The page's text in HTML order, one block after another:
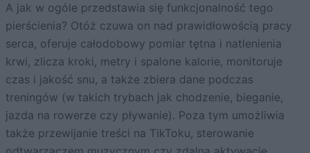
A jak w ogóle przedstawia się funkcjonalność tego
pierścienia? Otóż czuwa on nad prawidłowością pracy
serca, oferuje całodobowy pomiar tętna i natlenienia
krwi, zlicza kroki, metry i spalone kalorie, monitoruje
czas i jakość snu, a także zbiera dane podczas
treningów (w takich trybach jak chodzenie, bieganie,
jazda na rowerze czy pływanie). Poza tym umożliwia
także przewijanie treści na TikToku, sterowanie